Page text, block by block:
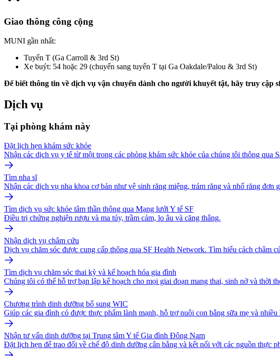
Giao thông công cộng
MUNI gần nhất:
Tuyến T (Ga Carroll & 3rd St)
Xe buýt: 54 hoặc 29 (chuyển sang tuyến T tại Ga Oakdale/Palou & 3rd St)
Để biết thông tin về dịch vụ vận chuyển dành cho người khuyết tật, hãy truy cập
Dịch vụ
Tại phòng khám này
Đặt lịch hẹn khám sức khỏe
Nhận các dịch vụ y tế từ một trong các phòng khám sức khỏe của chúng tôi thông qua
Tìm nha sĩ
Nhận các dịch vụ nha khoa cơ bản như vệ sinh răng miệng, trám răng và nhổ răng đơn
Tìm dịch vụ sức khỏe tâm thần thông qua Mạng lưới Y tế SF
Điều trị chứng nghiện rượu và ma túy, trầm cảm, lo âu và căng thẳng.
Nhận dịch vụ châm cứu
Dịch vụ chăm sóc được cung cấp thông qua SF Health Network. Tìm hiểu cách châm
Tìm dịch vụ chăm sóc thai kỳ và kế hoạch hóa gia đình
Chúng tôi có thể hỗ trợ bạn lập kế hoạch cho mọi giai đoạn mang thai, sinh nở và thời
Chương trình dinh dưỡng bổ sung WIC
Giúp các gia đình có được thực phẩm lành mạnh, hỗ trợ nuôi con bằng sữa mẹ và nhiều
Nhận tư vấn dinh dưỡng tại Trung tâm Y tế Gia đình Đông Nam
Đặt lịch hẹn để trao đổi về chế độ dinh dưỡng cân bằng và kết nối với các nguồn thực